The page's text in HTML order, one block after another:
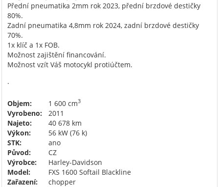
Přední pneumatika 2mm rok 2023, přední brzdové destičky
80%.
Zadní pneumatika 4,8mm rok 2024, zadní brzdové destičky
70%.
1x klíč a 1x FOB.
Možnost zajištění financování.
Možnost vzít Váš motocykl protiúčtem.
.
Objem: 1 600 cm3
Vyrobeno:
2011
Najeto:
40 678 km
Výkon:
56 kW (76 k)
STK:
ano
Původ:
CZ
Výrobce:
Harley-Davidson
Model:
FXS 1600 Softail Blackline
Zařazení:
chopper